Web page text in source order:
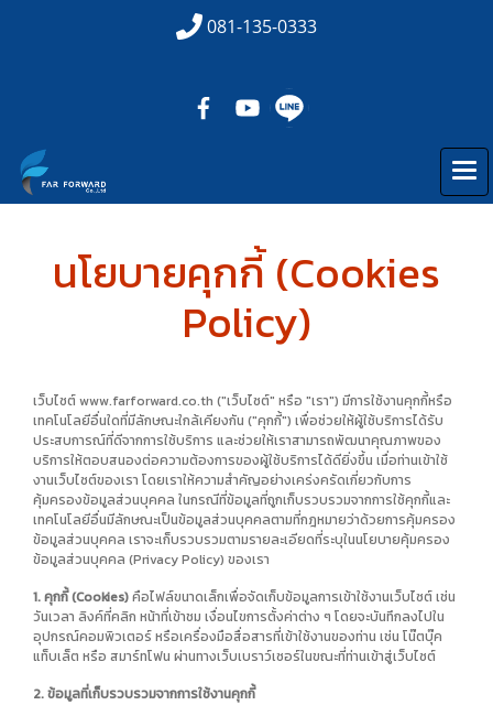
081-135-0333
นโยบายคุกกี้ (Cookies
Policy)
เว็บไซต์ www.farforward.co.th ("เว็บไซต์" หรือ "เรา") มีการใช้งานคุกกี้หรือ
เทคโนโลยีอื่นใดที่มีลักษณะใกล้เคียงกัน ("คุกกี้") เพื่อช่วยให้ผู้ใช้บริการได้รับ
ประสบการณ์ที่ดีจากการใช้บริการ และช่วยให้เราสามารถพัฒนาคุณภาพของ
บริการให้ตอบสนองต่อความต้องการของผู้ใช้บริการได้ดียิ่งขึ้น เมื่อท่านเข้าใช้
งานเว็บไซต์ของเรา โดยเราให้ความสำคัญอย่างเคร่งครัดเกี่ยวกับการ
คุ้มครองข้อมูลส่วนบุคคล ในกรณีที่ข้อมูลที่ถูกเก็บรวบรวมจากการใช้คุกกี้และ
เทคโนโลยีอื่นมีลักษณะเป็นข้อมูลส่วนบุคคลตามที่กฎหมายว่าด้วยการคุ้มครอง
ข้อมูลส่วนบุคคล เราจะเก็บรวบรวมตามรายละเอียดที่ระบุในนโยบายคุ้มครอง
ข้อมูลส่วนบุคคล (Privacy Policy) ของเรา
1. คุกกี้ (Cookies)คือไฟล์ขนาดเล็กเพื่อจัดเก็บข้อมูลการเข้าใช้งานเว็บไซต์ เช่น
วันเวลา ลิงค์ที่คลิก หน้าที่เข้าชม เงื่อนไขการตั้งค่าต่าง ๆ โดยจะบันทึกลงไปใน
อุปกรณ์คอมพิวเตอร์ หรือเครื่องมือสื่อสารที่เข้าใช้งานของท่าน เช่น โน๊ตบุ๊ค
แท็บเล็ต หรือ สมาร์ทโฟน ผ่านทางเว็บเบราว์เซอร์ในขณะที่ท่านเข้าสู่เว็บไซต์
2. ข้อมูลที่เก็บรวบรวมจากการใช้งานคุกกี้